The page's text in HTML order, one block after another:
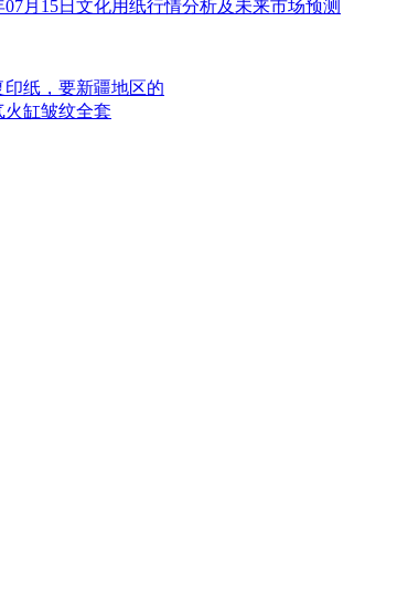
07月15日文化用纸行情分析及未来市场预测
印纸，要新疆地区的
火缸皱纹全套